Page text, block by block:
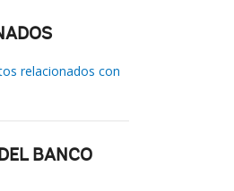
relacionados con
BANCO